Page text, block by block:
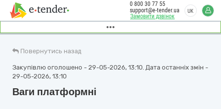
Замовити дзвінок
0 800 30 77 55
support@e-tender.ua
UK
Повернутись назад
Закупівлю оголошено - 29-05-2026, 13:10. Дата останніх змін -
29-05-2026, 13:10
Ваги платформні